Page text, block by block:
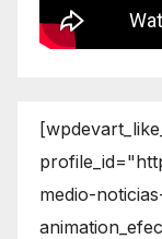
medio-